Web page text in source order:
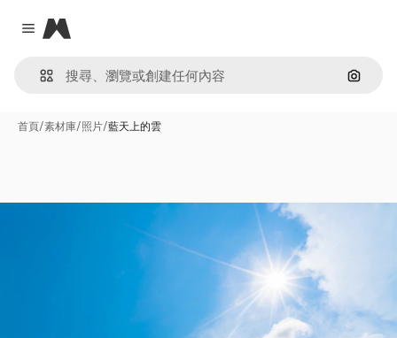
Close menu
Magnific
通過圖
首頁/素材庫/照片/藍天上的雲